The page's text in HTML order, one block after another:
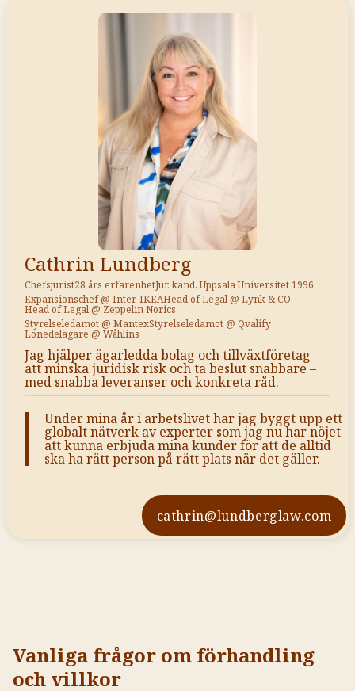
Cathrin Lundberg
Chefsjurist28 års erfarenhetJur. kand. Uppsala Universitet 1996
Expansionschef @ Inter-IKEAHead of Legal @ Lynk & CO
Head of Legal @ Zeppelin Norics
Styrelseledamot @ MantexStyrelseledamot @ Qvalify
Lönedelägare @ Wåhlins
Jag hjälper ägarledda bolag och tillväxtföretag
att minska juridisk risk och ta beslut snabbare –
med snabba leveranser och konkreta råd.
Under mina år i arbetslivet har jag byggt upp ett
globalt nätverk av experter som jag nu har nöjet
att kunna erbjuda mina kunder för att de alltid
ska ha rätt person på rätt plats när det gäller.
cathrin@lundberglaw.com
Vanliga frågor om förhandling
och villkor